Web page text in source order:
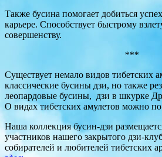
Также бусина помогает добиться
карьере. Способствует быстрому
совершенству.
***
Существует немало видов тибетских
классические бусины дзи, но также
леопардовые бусины, дзи в шкурке
О видах тибетских амулетов можно
Наша коллекция бусин-дзи
участников нашего закрытого дзи-
собирателей и любителей тибетских